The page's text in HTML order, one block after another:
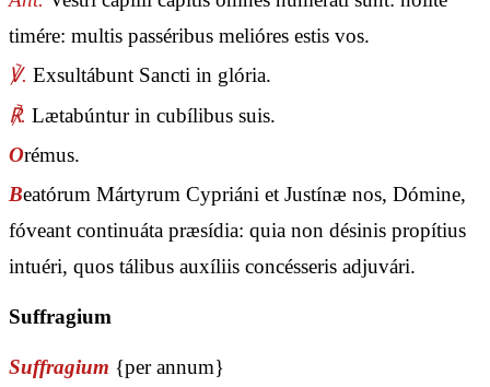
timére: multis passéribus melióres estis vos.
℣. Exsultábunt Sancti in glória.
℟. Lætabúntur in cubílibus suis.
Orémus.
Beatórum Mártyrum Cypriáni et Justínæ nos, Dómine,
fóveant continuáta præsídia: quia non désinis propítius
intuéri, quos tálibus auxíliis concésseris adjuvári.
Suffragium
Suffragium {per annum}